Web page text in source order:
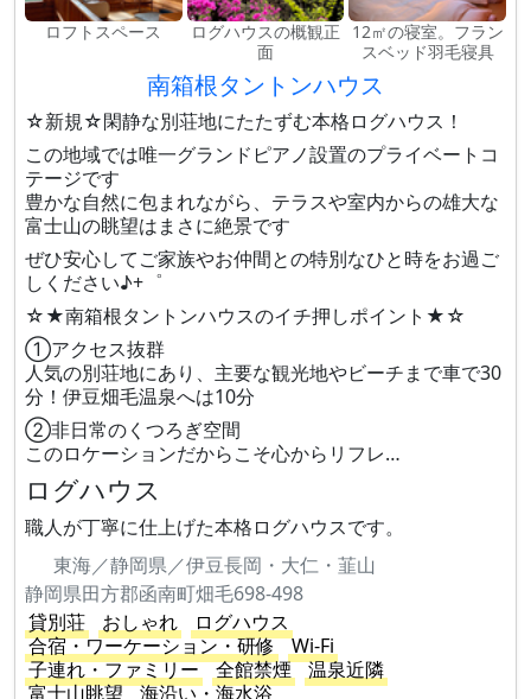
ロフトスペース
ログハウスの概観正
面
12㎡の寝室。フラン
スベッド羽毛寝具
南箱根タントンハウス
☆新規☆閑静な別荘地にたたずむ本格ログハウス！
この地域では唯一グランドピアノ設置のプライベートコ
テージです
豊かな自然に包まれながら、テラスや室内からの雄大な
富士山の眺望はまさに絶景です
ぜひ安心してご家族やお仲間との特別なひと時をお過ご
しください♪+゜
☆★南箱根タントンハウスのイチ押しポイント★☆
①アクセス抜群
人気の別荘地にあり、主要な観光地やビーチまで車で30
分！伊豆畑毛温泉へは10分
②非日常のくつろぎ空間
このロケーションだからこそ心からリフレ…
ログハウス
職人が丁寧に仕上げた本格ログハウスです。
東海／静岡県／伊豆長岡・大仁・韮山
静岡県田方郡函南町畑毛698-498
貸別荘
おしゃれ
ログハウス
合宿・ワーケーション・研修
Wi-Fi
子連れ・ファミリー
全館禁煙
温泉近隣
富士山眺望
海沿い・海水浴